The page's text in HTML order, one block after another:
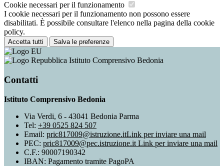
Cookie necessari per il funzionamento
I cookie necessari per il funzionamento non possono essere
disabilitati. È possibile consultare l'elenco nella pagina della cookie
policy.
Accetta tutti Salva le preferenze
Istituto Comprensivo Bedonia
Contatti
Istituto Comprensivo Bedonia
Via Verdi, 6 - 43041 Bedonia Parma
Tel: +39 0525 824 507
Email: pric817009@istruzione.itLink per inviare una mail
PEC: pric817009@pec.istruzione.it Link per inviare una mail
C.F.: 90007190342
IBAN: Pagamento tramite PagoPA